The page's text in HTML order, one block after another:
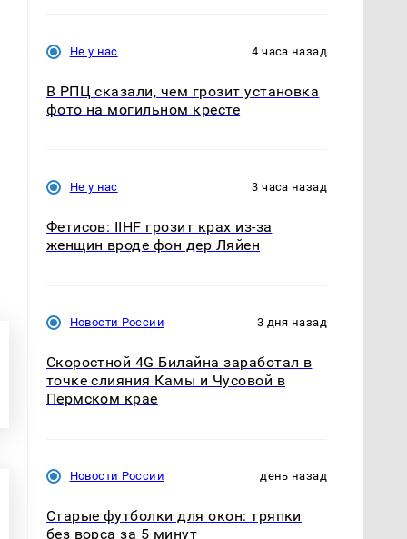
Не у нас 4 часа назад
В РПЦ сказали, чем грозит установка
фото на могильном кресте
Не у нас 3 часа назад
Фетисов: IIHF грозит крах из-за
женщин вроде фон дер Ляйен
Новости России 3 дня назад
Скоростной 4G Билайна заработал в
точке слияния Камы и Чусовой в
Пермском крае
Новости России день назад
Старые футболки для окон: тряпки
без ворса за 5 минут